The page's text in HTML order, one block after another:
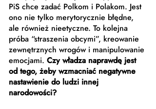
PiS chce zadać Polkom i Polakom. Jest
ono nie tylko merytorycznie błędne,
ale również nieetyczne. To kolejna
próba “straszenia obcymi”, kreowanie
zewnętrznych wrogów i manipulowanie
emocjami. Czy władza naprawdę jest
od tego, żeby wzmacniać negatywne
nastawienie do ludzi innej
narodowości?